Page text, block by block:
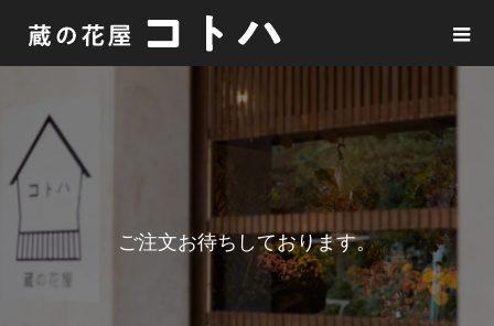
ご注文お待ち しております。